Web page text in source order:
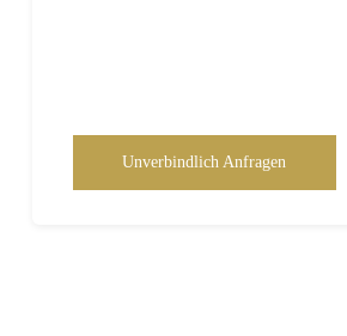
Unverbindlich Anfragen